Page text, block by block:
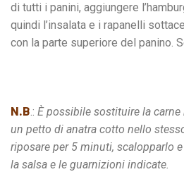
di tutti i panini, aggiungere
quindi l’insalata e i rapanelli
con la parte superiore del panino.
N.B.: È possibile sostituire la
un petto di anatra cotto nello
riposare per 5 minuti, scalopparlo
la salsa e le guarnizioni indicate.